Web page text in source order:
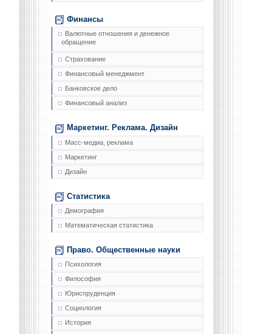
Финансы
Валютные отношения и денежное
обращение
Страхование
Финансовый менеджмент
Банковское дело
Финансовый анализ
Маркетинг. Реклама. Дизайн
Масс-медиа, реклама
Маркетинг
Дизайн
Статистика
Демография
Математическая статистика
Право. Общественные науки
Психология
Философия
Юриспруденция
Социология
История